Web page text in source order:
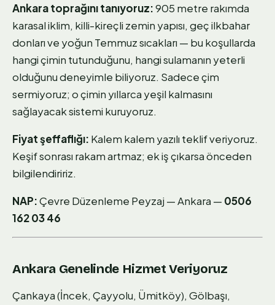
Ankara toprağını tanıyoruz:905 metre rakımda
karasal iklim, killi-kireçli zemin yapısı, geç ilkbahar
donları ve yoğun Temmuz sıcakları — bu koşullarda
hangi çimin tutunduğunu, hangi sulamanın yeterli
olduğunu deneyimle biliyoruz. Sadece çim
sermiyoruz; o çimin yıllarca yeşil kalmasını
sağlayacak sistemi kuruyoruz.
Fiyat şeffaflığı: Kalem kalem yazılı teklif veriyoruz.
Keşif sonrası rakam artmaz; ek iş çıkarsa önceden
bilgilendiririz.
NAP:Çevre Düzenleme Peyzaj — Ankara — 0506
162 03 46
Ankara Genelinde Hizmet Veriyoruz
Çankaya (İncek, Çayyolu, Ümitköy), Gölbaşı,